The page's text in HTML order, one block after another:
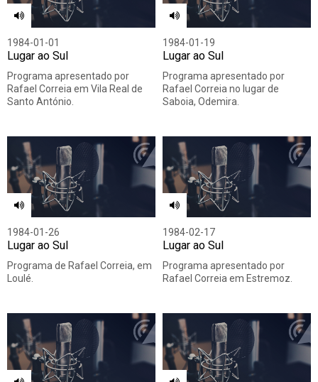
1984-01-01
Lugar ao Sul
Programa apresentado por
Rafael Correia em Vila Real de
Santo António.
1984-01-19
Lugar ao Sul
Programa apresentado por
Rafael Correia no lugar de
Saboia, Odemira.
1984-01-26
Lugar ao Sul
Programa de Rafael Correia, em
Loulé.
1984-02-17
Lugar ao Sul
Programa apresentado por
Rafael Correia em Estremoz.